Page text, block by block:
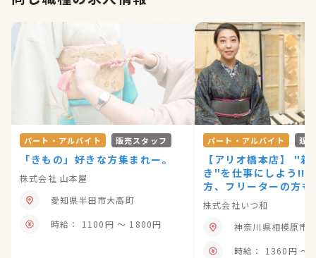
パート・アルバイト 販売スタッフ
「きもの」好きな方集まれー。
株式会社 山本屋
愛知県半田市大高町
時給： 1100円 〜 1800円
パート・アルバイト 販
【アリオ橋本店】 "着
き"を仕事にしよう!!
方、フリーターの方
株式会社いつ和
神奈川県相模原市
時給： 1360円 〜